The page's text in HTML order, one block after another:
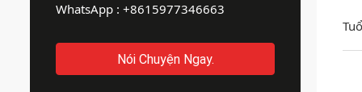
WhatsApp : +8615977346663
Nói Chuyện Ngay.